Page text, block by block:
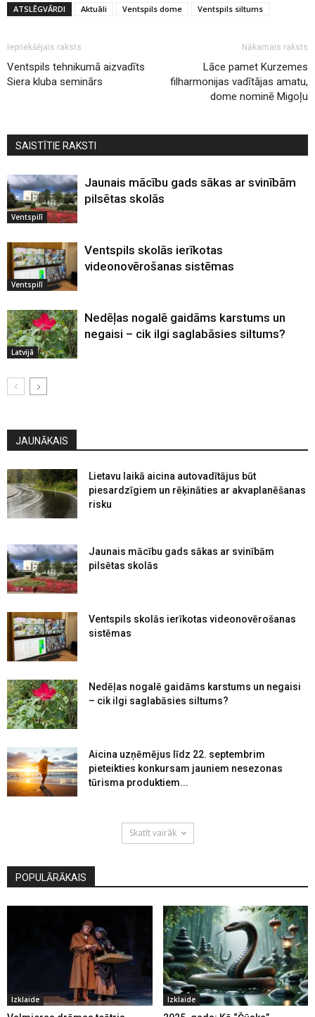
ATSLĒGVĀRDI Aktuāli Ventspils dome Ventspils siltums
Iepriekšējais raksts
Ventspils tehnikumā aizvadīts
Siera kluba seminārs
Nākamais raksts
Lāce pamet Kurzemes
filharmonijas vadītājas amatu,
dome nominē Migoļu
SAISTĪTIE RAKSTI
Ventspilī
Jaunais mācību gads sākas ar svinībām
pilsētas skolās
Ventspilī
Ventspils skolās ierīkotas
videonovērošanas sistēmas
Latvijā
Nedēļas nogalē gaidāms karstums un
negaisi – cik ilgi saglabāsies siltums?
JAUNĀKAIS
Lietavu laikā aicina autovadītājus būt
piesardzīgiem un rēķināties ar akvaplanēšanas
risku
Jaunais mācību gads sākas ar svinībām
pilsētas skolās
Ventspils skolās ierīkotas videonovērošanas
sistēmas
Nedēļas nogalē gaidāms karstums un negaisi
– cik ilgi saglabāsies siltums?
Aicina uzņēmējus līdz 22. septembrim
pieteikties konkursam jauniem nesezonas
tūrisma produktiem...
Skatīt vairāk
POPULĀRĀKAIS
Izklaide Izklaide